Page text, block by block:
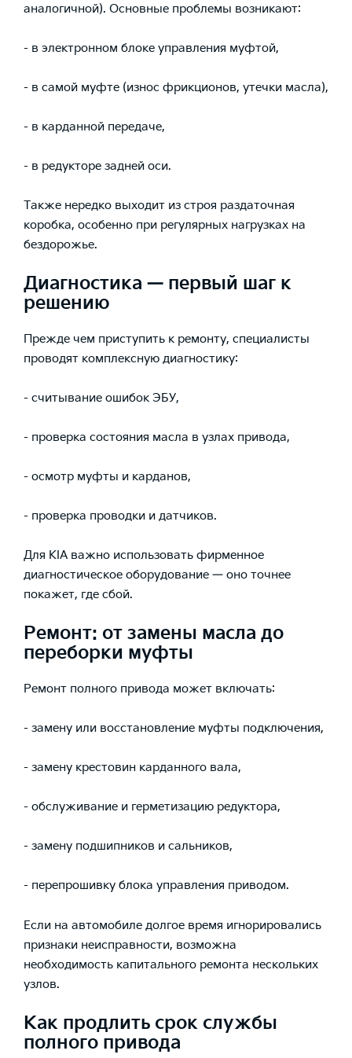
аналогичной). Основные проблемы возникают:
- в электронном блоке управления муфтой,
- в самой муфте (износ фрикционов, утечки масла),
- в карданной передаче,
- в редукторе задней оси.
Также нередко выходит из строя раздаточная
коробка, особенно при регулярных нагрузках на
бездорожье.
Диагностика — первый шаг к
решению
Прежде чем приступить к ремонту, специалисты
проводят комплексную диагностику:
- считывание ошибок ЭБУ,
- проверка состояния масла в узлах привода,
- осмотр муфты и карданов,
- проверка проводки и датчиков.
Для KIA важно использовать фирменное
диагностическое оборудование — оно точнее
покажет, где сбой.
Ремонт: от замены масла до
переборки муфты
Ремонт полного привода может включать:
- замену или восстановление муфты подключения,
- замену крестовин карданного вала,
- обслуживание и герметизацию редуктора,
- замену подшипников и сальников,
- перепрошивку блока управления приводом.
Если на автомобиле долгое время игнорировались
признаки неисправности, возможна
необходимость капитального ремонта нескольких
узлов.
Как продлить срок службы
полного привода